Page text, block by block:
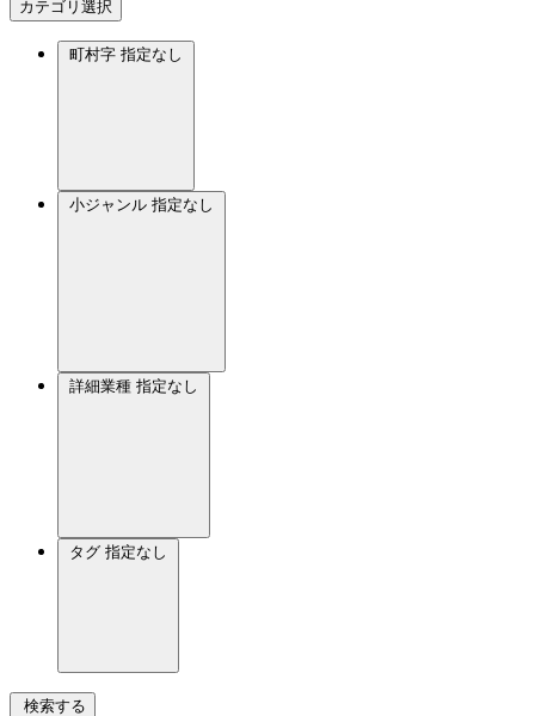
カテゴリ選択
町村字 指定なし
小ジャンル 指定なし
詳細業種 指定なし
タグ 指定なし
検索する